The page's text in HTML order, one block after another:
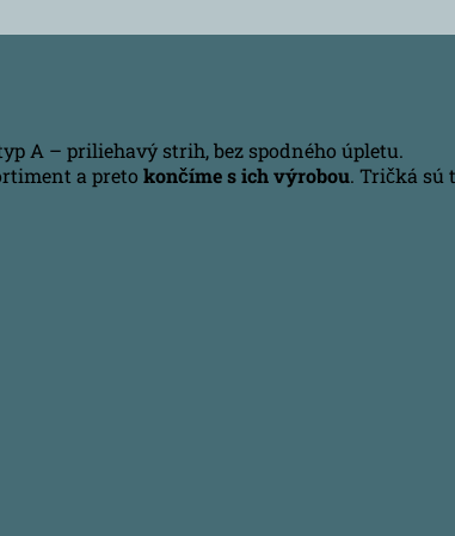
A – priliehavý strih, bez spodného úpletu.
a preto končíme s ich výrobou. Tričká sú